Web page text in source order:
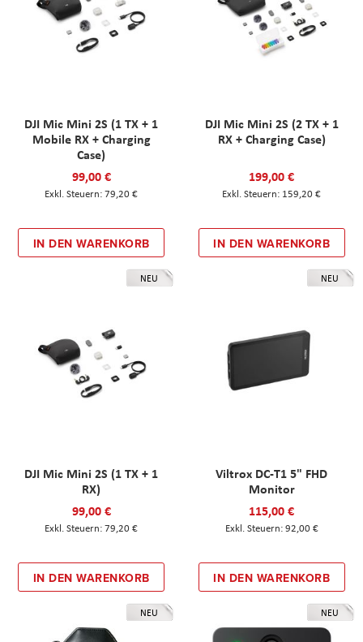
DJI Mic Mini 2S (1 TX + 1
Mobile RX + Charging
Case)
99,00 €
79,20 €
IN DEN WARENKORB
DJI Mic Mini 2S (2 TX + 1
RX + Charging Case)
199,00 €
159,20 €
IN DEN WARENKORB
NEU
DJI Mic Mini 2S (1 TX + 1
RX)
99,00 €
79,20 €
IN DEN WARENKORB
NEU
Viltrox DC-T1 5" FHD
Monitor
115,00 €
92,00 €
IN DEN WARENKORB
NEU NEU